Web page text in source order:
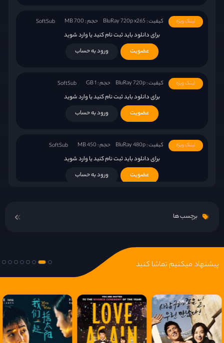
لینک ویژه کیفیت : BluRay 720p x265 حجم : 700 MB SoftSub
برای دانلود باید ثبت نام کنید یا وارد شوید
عضویت
ورود به حساب
لینک ویژه کیفیت : BluRay 720p حجم : 1 GB SoftSub
برای دانلود باید ثبت نام کنید یا وارد شوید
عضویت
ورود به حساب
لینک ویژه کیفیت : BluRay 480p حجم : 450 MB SoftSub
برای دانلود باید ثبت نام کنید یا وارد شوید
عضویت
ورود به حساب
برچسب ها
پیشنهاد میکنیم تماشا کنید